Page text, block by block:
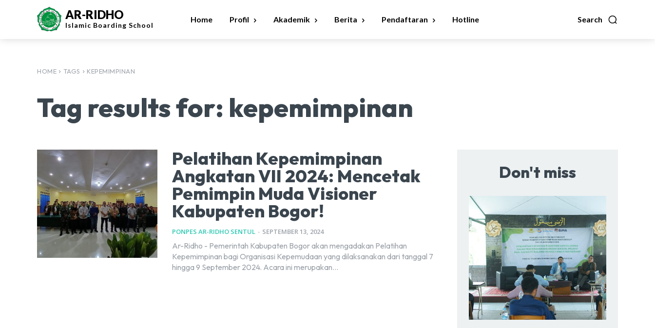
AR-RIDHO
Islamic Boarding School
Search
Home Profil Akademik Berita Pendaftaran Hotline
HOME TAGS KEPEMIMPINAN
Tag results for: kepemimpinan
Pelatihan Kepemimpinan
Angkatan VII 2024: Mencetak
Pemimpin Muda Visioner
Kabupaten Bogor!
PONPES AR-RIDHO SENTUL - SEPTEMBER 13, 2024
Ar-Ridho - Pemerintah Kabupaten Bogor akan mengadakan Pelatihan
Kepemimpinan bagi Organisasi Kepemudaan yang dilaksanakan dari tanggal 7
hingga 9 September 2024. Acara ini merupakan...
Don't miss